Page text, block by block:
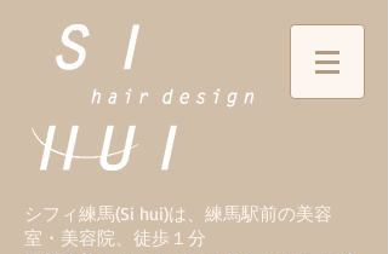
シフィ練馬(Si hui)は、 練馬駅前の美容
室・美容院、徒歩１分